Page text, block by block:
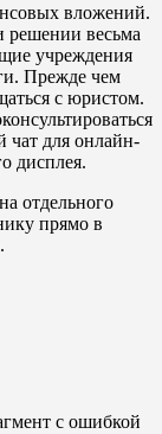
вложений.
решении весьма
учреждения
Прежде чем
с юристом.
чат для онлайн-
дисплея.
отдельного
прямо в
с ошибкой